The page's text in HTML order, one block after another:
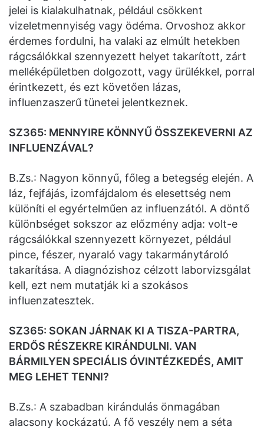
jelei is kialakulhatnak, például csökkent
vizeletmennyiség vagy ödéma. Orvoshoz akkor
érdemes fordulni, ha valaki az elmúlt hetekben
rágcsálókkal szennyezett helyet takarított, zárt
melléképületben dolgozott, vagy ürülékkel, porral
érintkezett, és ezt követően lázas,
influenzaszerű tünetei jelentkeznek.
SZ365: MENNYIRE KÖNNYŰ ÖSSZEKEVERNI AZ
INFLUENZÁVAL?
B.Zs.: Nagyon könnyű, főleg a betegség elején. A
láz, fejfájás, izomfájdalom és elesettség nem
különíti el egyértelműen az influenzától. A döntő
különbséget sokszor az előzmény adja: volt-e
rágcsálókkal szennyezett környezet, például
pince, fészer, nyaraló vagy takarmánytároló
takarítása. A diagnózishoz célzott laborvizsgálat
kell, ezt nem mutatják ki a szokásos
influenzatesztek.
SZ365: SOKAN JÁRNAK KI A TISZA-PARTRA,
ERDŐS RÉSZEKRE KIRÁNDULNI. VAN
BÁRMILYEN SPECIÁLIS ÓVINTÉZKEDÉS, AMIT
MEG LEHET TENNI?
B.Zs.: A szabadban kirándulás önmagában
alacsony kockázatú. A fő veszély nem a séta